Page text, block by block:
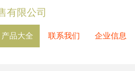
有限公司
产品大全 联系我们 企业信息